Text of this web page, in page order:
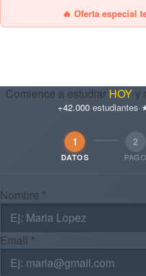
🔥 Oferta especial
Comience a estudiar HOYy
+42.000estudiantes·
1
DATOS
2
PAGO
Nombre *
Email *